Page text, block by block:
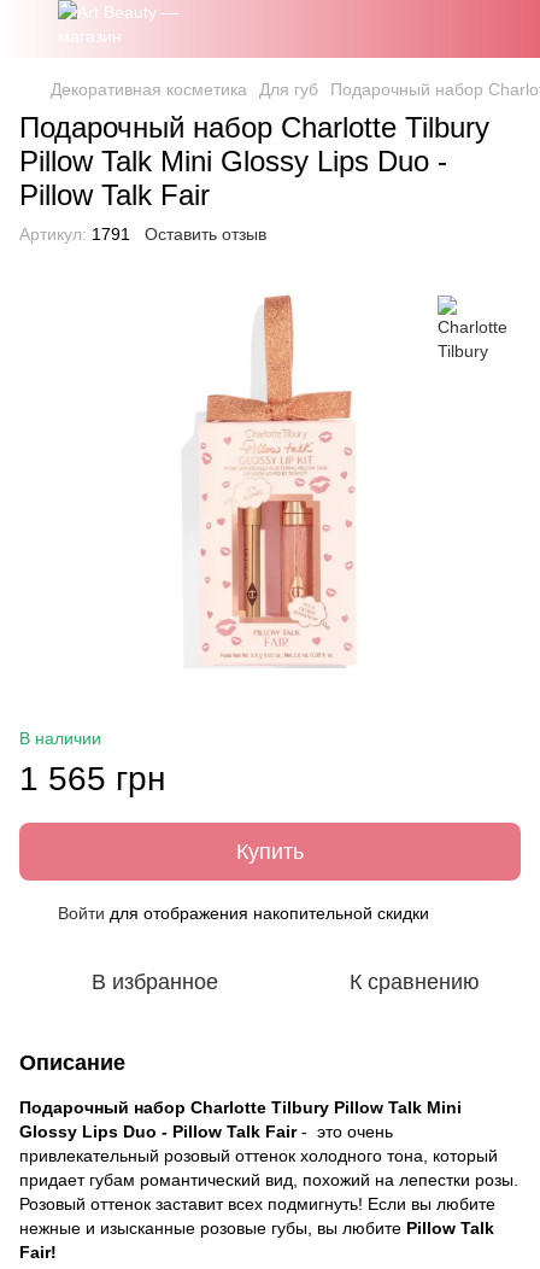
Декоративная косметика Для губ Подарочный набор
Подарочный набор Charlotte Tilbury
Pillow Talk Mini Glossy Lips Duo -
Pillow Talk Fair
Артикул: 1791 Оставить отзыв
В наличии
1 565 грн
Купить
Войти для отображения накопительной скидки
В избранное К сравнению
Описание
Подарочный набор Charlotte Tilbury Pillow Talk Mini
Glossy Lips Duo - Pillow Talk Fair - это очень
привлекательный розовый оттенок холодного тона, который
придает губам романтический вид, похожий на лепестки розы.
Розовый оттенок заставит всех подмигнуть! Если вы любите
нежные и изысканные розовые губы, вы любите Pillow Talk
Fair!